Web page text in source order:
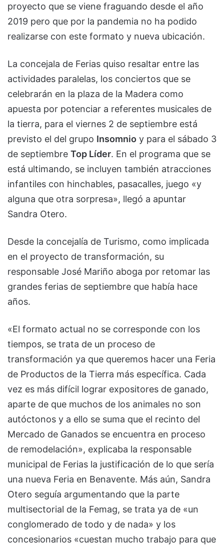
proyecto que se viene fraguando desde el año
2019 pero que por la pandemia no ha podido
realizarse con este formato y nueva ubicación.
La concejala de Ferias quiso resaltar entre las
actividades paralelas, los conciertos que se
celebrarán en la plaza de la Madera como
apuesta por potenciar a referentes musicales de
la tierra, para el viernes 2 de septiembre está
previsto el del grupo Insomnio y para el sábado 3
de septiembre Top Líder. En el programa que se
está ultimando, se incluyen también atracciones
infantiles con hinchables, pasacalles, juego «y
alguna que otra sorpresa», llegó a apuntar
Sandra Otero.
Desde la concejalía de Turismo, como implicada
en el proyecto de transformación, su
responsable José Mariño aboga por retomar las
grandes ferias de septiembre que había hace
años.
«El formato actual no se corresponde con los
tiempos, se trata de un proceso de
transformación ya que queremos hacer una Feria
de Productos de la Tierra más específica. Cada
vez es más difícil lograr expositores de ganado,
aparte de que muchos de los animales no son
autóctonos y a ello se suma que el recinto del
Mercado de Ganados se encuentra en proceso
de remodelación», explicaba la responsable
municipal de Ferias la justificación de lo que sería
una nueva Feria en Benavente. Más aún, Sandra
Otero seguía argumentando que la parte
multisectorial de la Femag, se trata ya de «un
conglomerado de todo y de nada» y los
concesionarios «cuestan mucho trabajo para que